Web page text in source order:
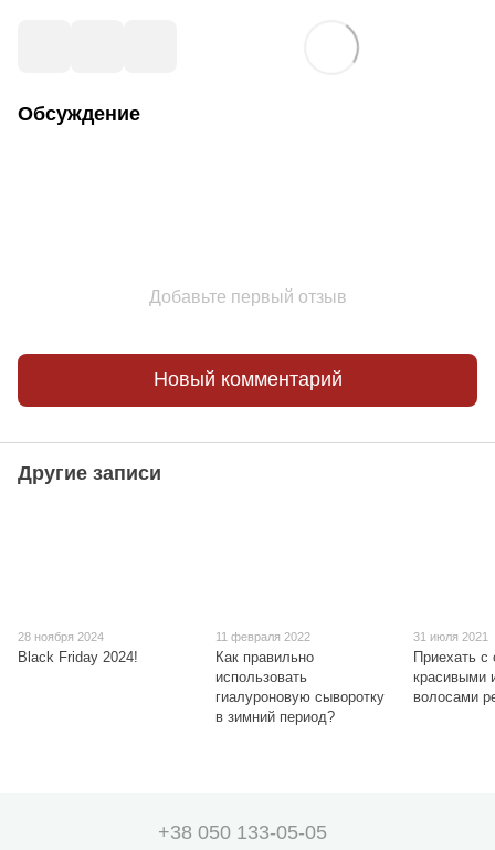
Обсуждение
Добавьте первый отзыв
Новый комментарий
Другие записи
28 ноября 2024
Black Friday 2024!
11 февраля 2022
Как правильно
использовать
гиалуроновую сыворотку
в зимний период?
31 июля 2021
Приехать с
красивыми
волосами
+38 050 133-05-05